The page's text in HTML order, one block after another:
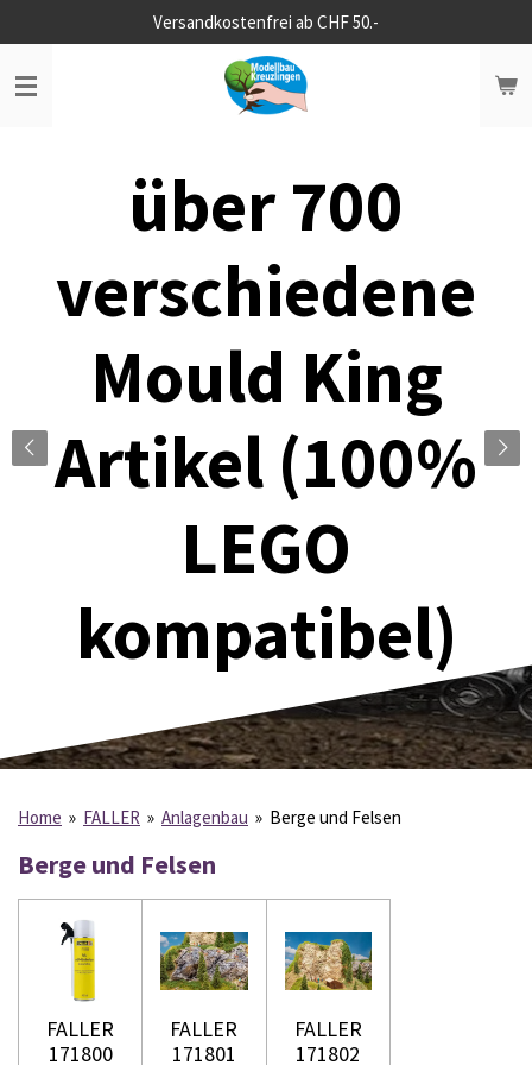
Hauptinhalt
springen
Versandkostenfrei ab CHF 50.-
über 700
verschiedene
Mould King
Artikel (100%
LEGO
kompatibel)
Home » FALLER » Anlagenbau » Berge und Felsen
Berge und Felsen
FALLER
171800
FALLER
171801
FALLER
171802